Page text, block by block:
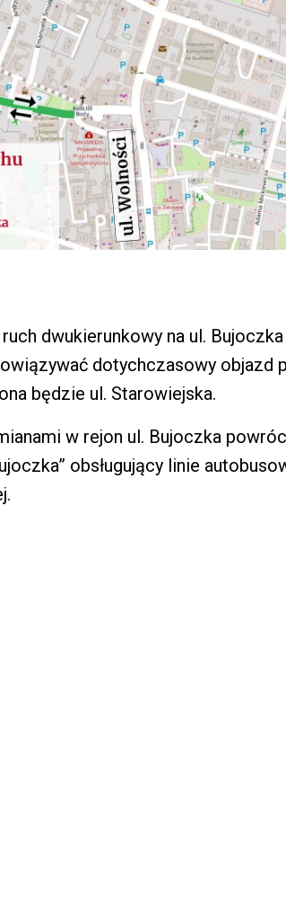
dwukierunkowy na ul.
dotychczasowy objazd
będzie ul. Starowiejska.
w rejon ul. Bujoczka
obsługujący linie